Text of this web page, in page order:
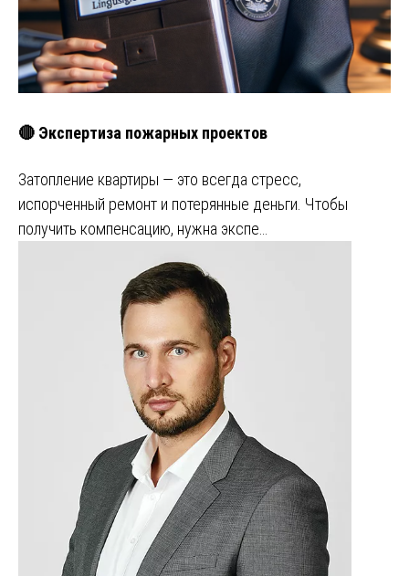
🔴 Экспертиза пожарных проектов
Затопление квартиры — это всегда стресс,
испорченный ремонт и потерянные деньги. Чтобы
получить компенсацию, нужна экспе…